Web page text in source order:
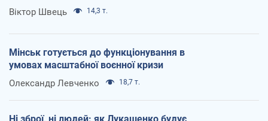
Віктор Швець 14,3 т.
Мінськ готується до функціонування в
умовах масштабної воєнної кризи
Олександр Левченко 18,7 т.
Ні зброї, ні людей: як Лукашенко будує